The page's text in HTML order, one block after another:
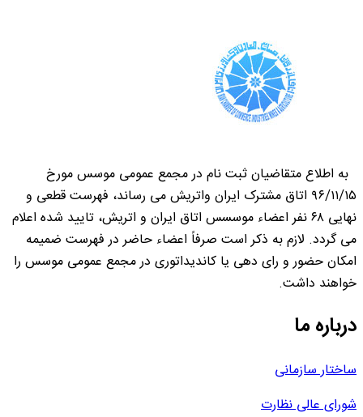
به اطلاع متقاضیان ثبت نام در مجمع عمومی موسس مورخ
۹۶/۱۱/۱۵ اتاق مشترک ایران واتریش می رساند، فهرست قطعی و
نهایی ۶۸ نفر اعضاء موسسس اتاق ایران و اتریش، تایید شده اعلام
می گردد. لازم به ذکر است صرفاً اعضاء حاضر در فهرست ضمیمه
امکان حضور و رای دهی یا کاندیداتوری در مجمع عمومی موسس را
خواهند داشت.
درباره ما
ساختار سازمانی
شورای عالی نظارت